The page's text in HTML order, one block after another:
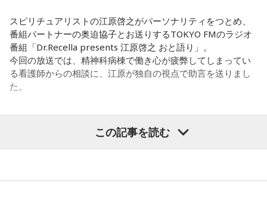
いるんですけれど、ドラマの音楽は、映像を観てもらわない
といけないので、逆に聴いてもらったらダメなんですよ。だ
から、音楽を通して真逆な作り方を体験できて、めちゃめち
ゃ面白かったです。
スピリチュアリストの江原啓之がパーソナリティをつとめ、
番組パートナーの奥迫協子とお送りするTOKYO FMのラジオ
番組「Dr.Recella presents 江原啓之 おと語り」。
今回の放送では、精神科病棟で働き心が疲弊してしまってい
る看護師からの相談に、江原が独自の視点で助言を送りまし
た。
この記事を読む